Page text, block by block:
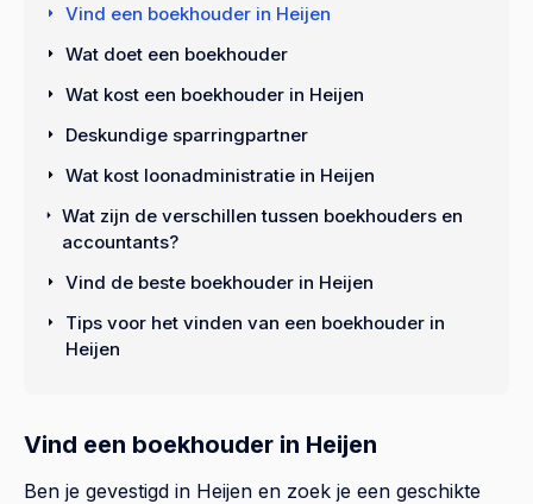
Vind een boekhouder in Heijen
Ben je gevestigd in Heijen en zoek je een geschikte
Vind een boekhouder in Heijen
Wat doet een boekhouder
Wat kost een boekhouder in Heijen
Deskundige sparringpartner
Wat kost loonadministratie in Heijen
Wat zijn de verschillen tussen boekhouders en
accountants?
Vind de beste boekhouder in Heijen
Tips voor het vinden van een boekhouder in
Heijen